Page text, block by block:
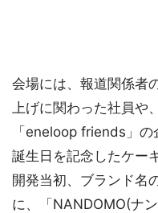
会場には、報道関係者
上げに関わった社員や
「eneloop friends」
誕生日を記念したケー
開発当初、ブランド名
に、「NANDOMO(ナ